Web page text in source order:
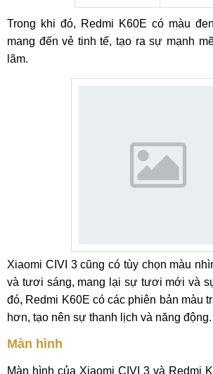
Trong khi đó, Redmi K60E có màu
mang đến vẻ tinh tế, tạo ra sự mạnh
lãm.
Xiaomi CIVI 3 cũng có tùy chọn màu
và tươi sáng, mang lại sự tươi mới và
đó, Redmi K60E có các phiên bản màu
hơn, tạo nên sự thanh lịch và năng động.
Màn hình
Màn hình của Xiaomi CIVI 3 và Redmi